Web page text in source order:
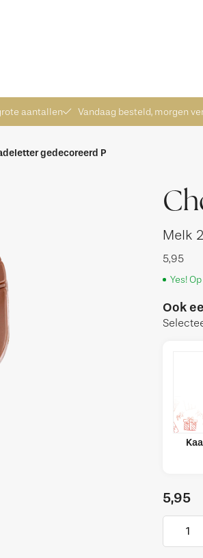
aantallen Vandaag besteld, morgen
gedecoreerd P
Melk
5,95
Yes!
Ook
5,95